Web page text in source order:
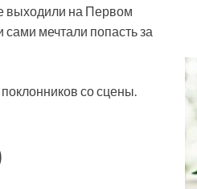
выходили на Первом
мечтали попасть за
со сцены.